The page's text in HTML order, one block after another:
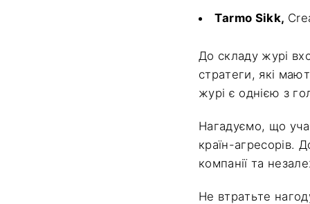
Tarmo Sikk,
До складу журі
стратеги, які
журі є однією з
Нагадуємо, що
країн-агресорів.
компанії та
Не втратьте